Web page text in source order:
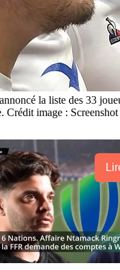
la liste des 33
Crédit image :